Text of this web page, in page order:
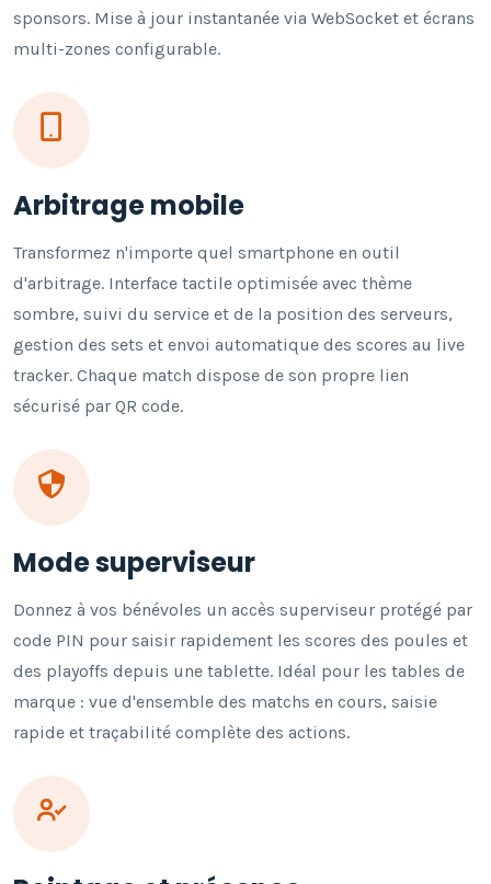
sponsors. Mise à jour instantanée via WebSocket et écrans
multi-zones configurable.
Arbitrage mobile
Transformez n'importe quel smartphone en outil
d'arbitrage. Interface tactile optimisée avec thème
sombre, suivi du service et de la position des serveurs,
gestion des sets et envoi automatique des scores au live
tracker. Chaque match dispose de son propre lien
sécurisé par QR code.
Mode superviseur
Donnez à vos bénévoles un accès superviseur protégé par
code PIN pour saisir rapidement les scores des poules et
des playoffs depuis une tablette. Idéal pour les tables de
marque : vue d'ensemble des matchs en cours, saisie
rapide et traçabilité complète des actions.